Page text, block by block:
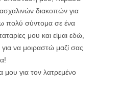
διακοπών για
πολύ σύντομα σε ένα
μου και είμαι εδώ,
να μοιραστώ μαζί σας
μου για τον λατρεμένο